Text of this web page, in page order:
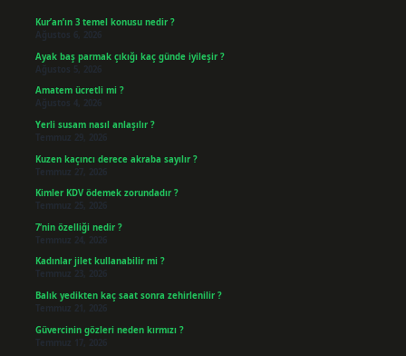
Kur’an’ın 3 temel konusu nedir ?
Ağustos 6, 2026
Ayak baş parmak çıkığı kaç günde iyileşir ?
Ağustos 5, 2026
Amatem ücretli mi ?
Ağustos 4, 2026
Yerli susam nasıl anlaşılır ?
Temmuz 29, 2026
Kuzen kaçıncı derece akraba sayılır ?
Temmuz 27, 2026
Kimler KDV ödemek zorundadır ?
Temmuz 25, 2026
7’nin özelliği nedir ?
Temmuz 24, 2026
Kadınlar jilet kullanabilir mi ?
Temmuz 23, 2026
Balık yedikten kaç saat sonra zehirlenilir ?
Temmuz 21, 2026
Güvercinin gözleri neden kırmızı ?
Temmuz 17, 2026